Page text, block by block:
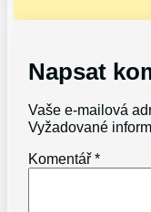
Napsat
Vaše e-mailová
Vyžadované
Komentář*